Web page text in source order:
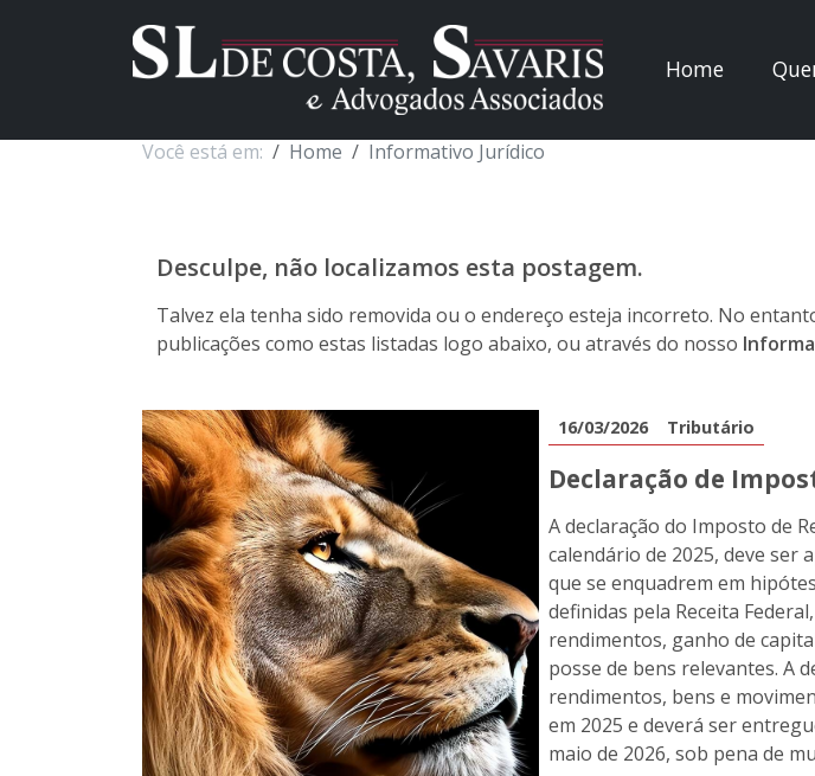
Home
Você está em: Home Informativo Jurídico
Desculpe, não localizamos esta postagem.
Talvez ela tenha sido removida ou o endereço esteja incorreto. No
publicações como estas listadas logo abaixo, ou através do nosso
16/03/2026 Tributário
Declaração de
A declaração do Imposto de
calendário de 2025, deve
que se enquadrem em
definidas pela Receita
rendimentos, ganho de
posse de bens relevantes. A
rendimentos, bens e
em 2025 e deverá ser
maio de 2026, sob pena de